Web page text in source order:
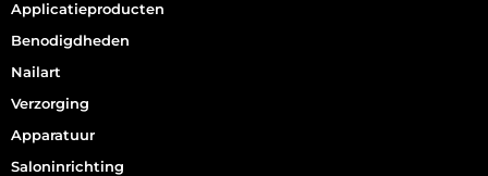
Applicatieproducten
Benodigdheden
Nailart
Verzorging
Apparatuur
Saloninrichting